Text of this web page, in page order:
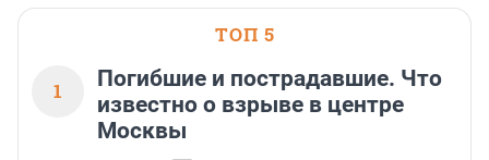
ТОП 5
1
Погибшие и пострадавшие. Что
известно о взрыве в центре
Москвы